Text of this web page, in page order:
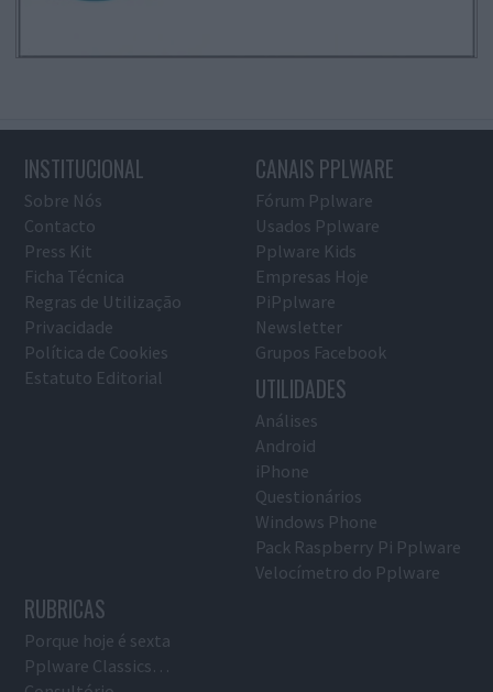
INSTITUCIONAL
Sobre Nós
Contacto
Press Kit
Ficha Técnica
Regras de Utilização
Privacidade
Política de Cookies
Estatuto Editorial
CANAIS PPLWARE
Fórum Pplware
Usados Pplware
Pplware Kids
Empresas Hoje
PiPplware
Newsletter
Grupos Facebook
UTILIDADES
Análises
Android
iPhone
Questionários
Windows Phone
Pack Raspberry Pi Pplware
Velocímetro do Pplware
RUBRICAS
Porque hoje é sexta
Pplware Classics…